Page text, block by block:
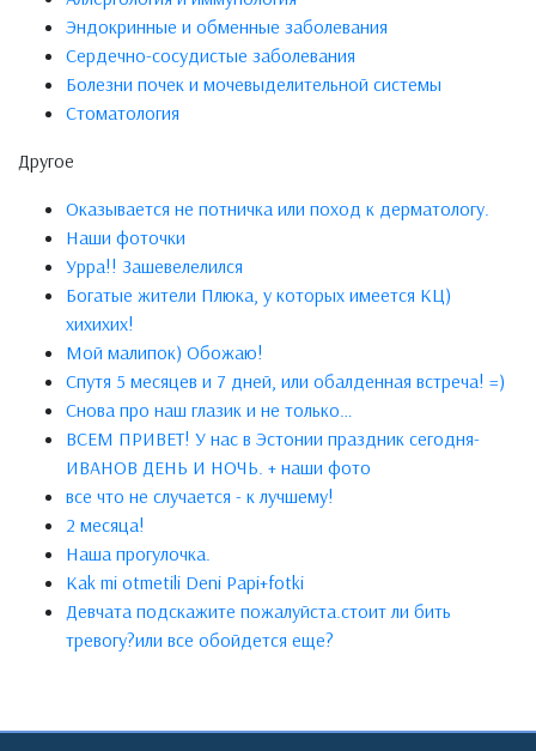
Эндокринные и обменные заболевания
Сердечно-сосудистые заболевания
Болезни почек и мочевыделительной системы
Стоматология
Другое
Оказывается не потничка или поход к дерматологу.
Наши фоточки
Урра!! Зашевелелился
Богатые жители Плюка, у которых имеется КЦ)
хихихих!
Мой малипок) Обожаю!
Спутя 5 месяцев и 7 дней, или обалденная встреча! =)
Снова про наш глазик и не только…
ВСЕМ ПРИВЕТ! У нас в Эстонии праздник сегодня-
ИВАНОВ ДЕНЬ И НОЧЬ. + наши фото
все что не случается - к лучшему!
2 месяца!
Наша прогулочка.
Kak mi otmetili Deni Papi+fotki
Девчата подскажите пожалуйста.стоит ли бить
тревогу?или все обойдется еще?